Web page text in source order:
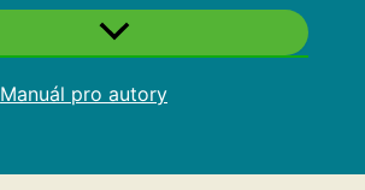
Manuál pro autory